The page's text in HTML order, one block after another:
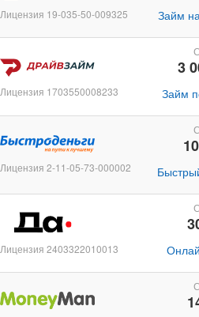
Лицензия 19-035-50-009325 Займ
Лицензия 1703550008233
3
Займ
Лицензия 2-11-05-73-000002
Лицензия 2403322010013